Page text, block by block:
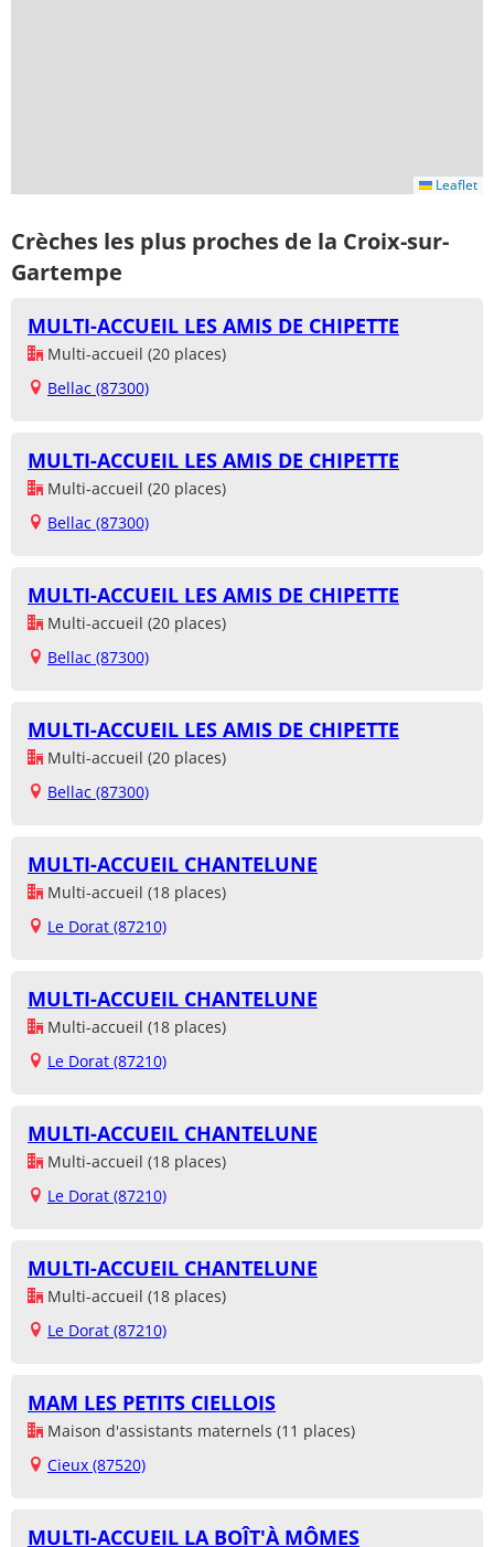
Leaflet
Crèches les plus proches de la Croix-sur-
Gartempe
MULTI-ACCUEIL LES AMIS DE CHIPETTE
Multi-accueil (20 places)
Bellac (87300)
MULTI-ACCUEIL LES AMIS DE CHIPETTE
Multi-accueil (20 places)
Bellac (87300)
MULTI-ACCUEIL LES AMIS DE CHIPETTE
Multi-accueil (20 places)
Bellac (87300)
MULTI-ACCUEIL LES AMIS DE CHIPETTE
Multi-accueil (20 places)
Bellac (87300)
MULTI-ACCUEIL CHANTELUNE
Multi-accueil (18 places)
Le Dorat (87210)
MULTI-ACCUEIL CHANTELUNE
Multi-accueil (18 places)
Le Dorat (87210)
MULTI-ACCUEIL CHANTELUNE
Multi-accueil (18 places)
Le Dorat (87210)
MULTI-ACCUEIL CHANTELUNE
Multi-accueil (18 places)
Le Dorat (87210)
MAM LES PETITS CIELLOIS
Maison d'assistants maternels (11 places)
Cieux (87520)
MULTI-ACCUEIL LA BOÎT'À MÔMES